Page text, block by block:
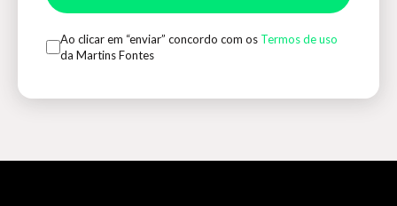
Ao clicar em “enviar” concordo com os Termos de uso
da Martins Fontes